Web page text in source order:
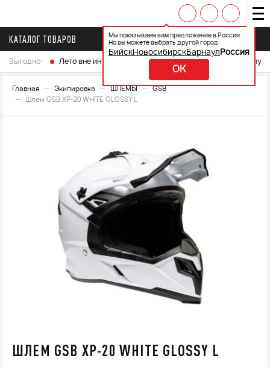
Мы показываем вам предложение в России
Но вы можете выбрать другой город:
БийскНовосибирскБарнаул Россия
OK
КАТАЛОГ ТОВАРОВ
Выгодно: Лето вне интренета Выберите свой мотоцикл и
Главная Экипировка ШЛЕМЫ
GSB
Шлем GSB XP-20 WHITE GLOSSY L
ШЛЕМ GSB XP-20 WHITE GLOSSY L